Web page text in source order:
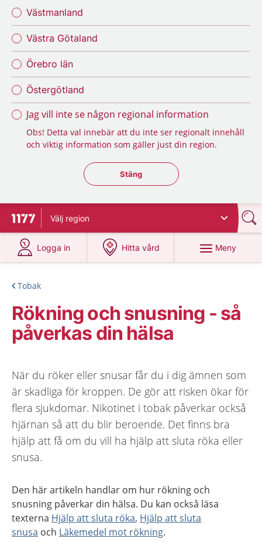
Västmanland
Västra Götaland
Örebro län
Östergötland
Jag vill inte se någon regional information
Obs! Detta val innebär att du inte ser regionalt innehåll
och viktig information som gäller just din region.
Stäng regionsväljaren
Stäng
Till startsidan för 1177
Välj region
Logga in
på 1177.se
Hitta vård
på 1177.se
Meny
Tobak
Rökning och snusning - så
påverkas din hälsa
När du röker eller snusar får du i dig ämnen som
är skadliga för kroppen. De gör att risken ökar för
flera sjukdomar. Nikotinet i tobak påverkar också
hjärnan så att du blir beroende. Det finns bra
hjälp att få om du vill ha hjälp att sluta röka eller
snusa.
Den här artikeln handlar om hur rökning och
snusning påverkar din hälsa. Du kan också läsa
texterna Hjälp att sluta röka, Hjälp att sluta
snusa och Läkemedel mot rökning.